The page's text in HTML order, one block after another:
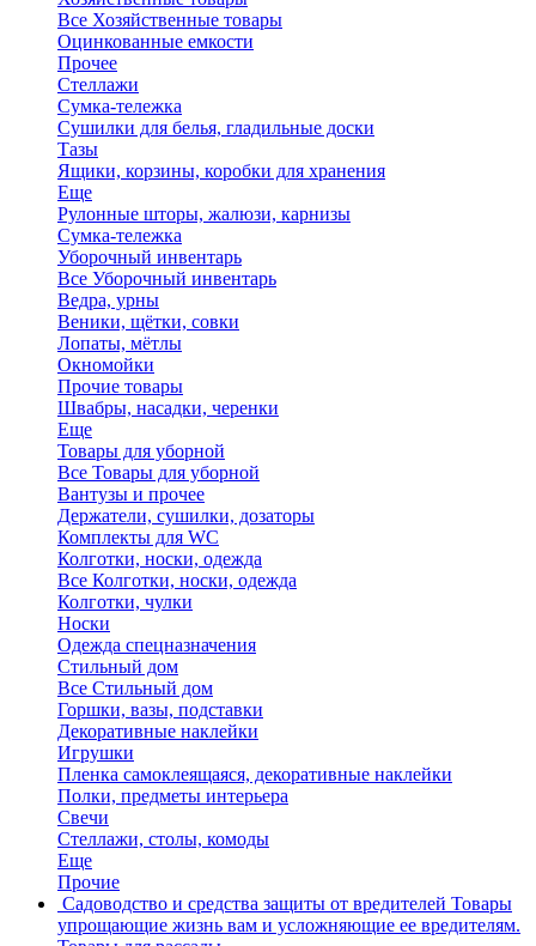
Все Хозяйственные товары
Оцинкованные емкости
Прочее
Стеллажи
Сумка-тележка
Сушилки для белья, гладильные доски
Тазы
Ящики, корзины, коробки для хранения
Еще
Рулонные шторы, жалюзи, карнизы
Сумка-тележка
Уборочный инвентарь
Все Уборочный инвентарь
Ведра, урны
Веники, щётки, совки
Лопаты, мётлы
Окномойки
Прочие товары
Швабры, насадки, черенки
Еще
Товары для уборной
Все Товары для уборной
Вантузы и прочее
Держатели, сушилки, дозаторы
Комплекты для WC
Колготки, носки, одежда
Все Колготки, носки, одежда
Колготки, чулки
Носки
Одежда спецназначения
Стильный дом
Все Стильный дом
Горшки, вазы, подставки
Декоративные наклейки
Игрушки
Пленка самоклеящаяся, декоративные наклейки
Полки, предметы интерьера
Свечи
Стеллажи, столы, комоды
Еще
Прочие
Садоводство и средства защиты от вредителей Товары
упрощающие жизнь вам и усложняющие ее вредителям.